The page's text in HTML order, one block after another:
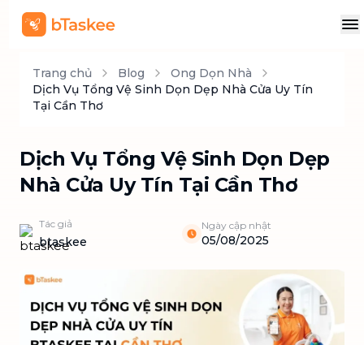
Trang chủ Blog
Ong Dọn Nhà
Dịch Vụ Tổng Vệ Sinh Dọn Dẹp Nhà Cửa Uy Tín
Tại Cần Thơ
Dịch Vụ Tổng Vệ Sinh Dọn Dẹp
Nhà Cửa Uy Tín Tại Cần Thơ
Tác giả
btaskee
Ngày cập nhật
05/08/2025